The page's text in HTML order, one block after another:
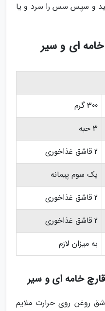
و سپس سس را سرد و یا
300 گرم
3 حبه
2 قاشق غذاخوری
یک سوم پیمانه
2 قاشق غذاخوری
2 قاشق غذاخوری
به میزان لازم
خامه ای و سیر
روغن روی حرارت ملایم